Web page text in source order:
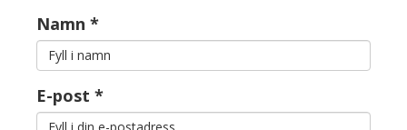
Namn *
E-post *